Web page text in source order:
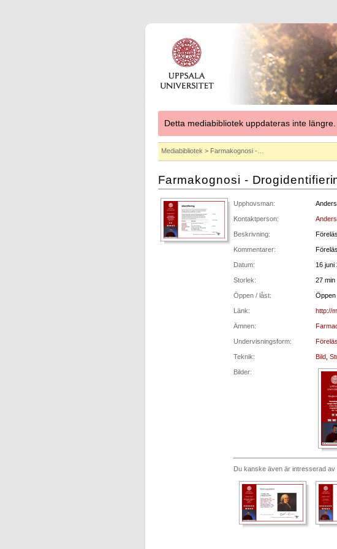
Detta mediabibliotek uppdateras inte
Mediabibliotek > Farmakognosi -…
Farmakognosi -
Upphovsman:
Kontaktperson:
Beskrivning:
Kommentarer:
Datum: 16 juni
Storlek: 27 min
Öppen / låst: Öppen
Länk: http://
Ämnen:
Undervisningsform:
Teknik: Bild,
Bilder:
Du kanske även är intresserad av